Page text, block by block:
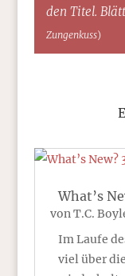
den Titel.
Zungenkuss)
What’s
vonT.C.
Im Laufe
viel über